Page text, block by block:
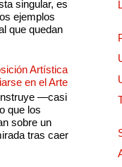
singular, es
ejemplos
que quedan
Artística
en el Arte
—casi
que los
sobre un
tras caer